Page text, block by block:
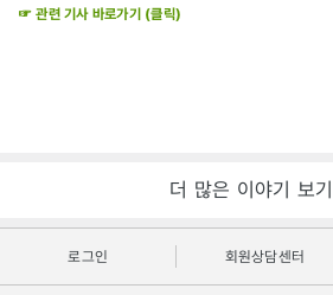
☞ 관련 기사 바로가기 (클릭)
더 많은 이야기 보기
로그인 회원상담센터